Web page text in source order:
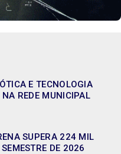
E TECNOLOGIA
REDE MUNICIPAL
SUPERA 224 MIL
DE 2026